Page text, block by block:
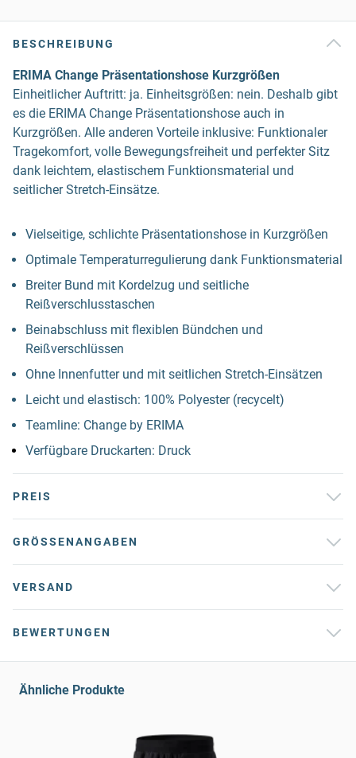
BESCHREIBUNG
ERIMA Change Präsentationshose Kurzgrößen
Einheitlicher Auftritt: ja. Einheitsgrößen: nein. Deshalb gibt
es die ERIMA Change Präsentationshose auch in
Kurzgrößen. Alle anderen Vorteile inklusive: Funktionaler
Tragekomfort, volle Bewegungsfreiheit und perfekter Sitz
dank leichtem, elastischem Funktionsmaterial und
seitlicher Stretch-Einsätze.
Vielseitige, schlichte Präsentationshose in Kurzgrößen
Optimale Temperaturregulierung dank Funktionsmaterial
Breiter Bund mit Kordelzug und seitliche
Reißverschlusstaschen
Beinabschluss mit flexiblen Bündchen und
Reißverschlüssen
Ohne Innenfutter und mit seitlichen Stretch-Einsätzen
Leicht und elastisch: 100% Polyester (recycelt)
Teamline: Change by ERIMA
Verfügbare Druckarten: Druck
PREIS
GRÖSSENANGABEN
VERSAND
BEWERTUNGEN
Ähnliche Produkte